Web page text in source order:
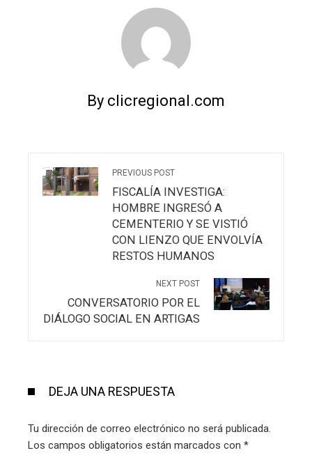
By clicregional.com
PREVIOUS POST
FISCALÍA INVESTIGA:
HOMBRE INGRESÓ A
CEMENTERIO Y SE VISTIÓ
CON LIENZO QUE ENVOLVÍA
RESTOS HUMANOS
NEXT POST
CONVERSATORIO POR EL
DIÁLOGO SOCIAL EN ARTIGAS
DEJA UNA RESPUESTA
Tu dirección de correo electrónico no será publicada.
Los campos obligatorios están marcados con *